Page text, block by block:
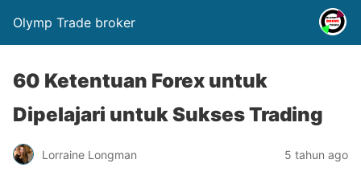
Olymp Trade broker
60 Ketentuan Forex untuk
Dipelajari untuk Sukses Trading
Lorraine Longman 5 tahun ago